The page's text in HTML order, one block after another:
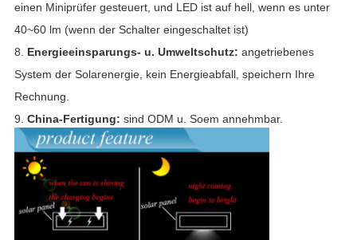
einen Miniprüfer gesteuert, und LED ist auf hell, wenn es unter
40~60 lm (wenn der Schalter eingeschaltet ist)
8. Energieeinsparungs- u. Umweltschutz: angetriebenes
System der Solarenergie, kein Energieabfall, speichern Ihre
Rechnung.
9. China-Fertigung: sind ODM u. Soem annehmbar.